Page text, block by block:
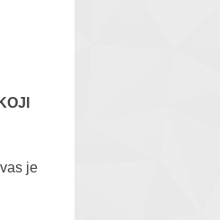
je